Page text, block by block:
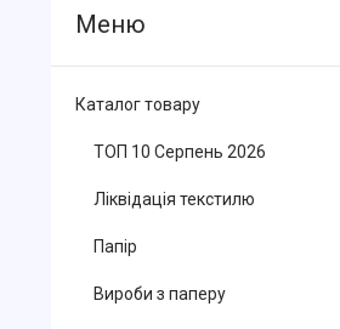
Каталог товару
ТОП 10 Серпень 2026
Ліквідація текстилю
Папір
Вироби з паперу